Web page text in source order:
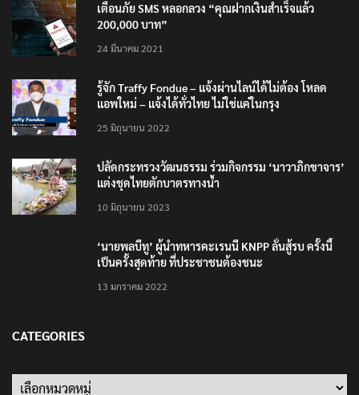
เตือนภัย SMS หลอกลวง “คุณฝากเงินสำเร็จแล้ว
200,000 บาท”
24 มีนาคม 2021
รู้จัก Traffy Fondue – แจ้งผ่านไลน์ได้ไม่ต้อง โหลด
แอพใหม่ – แจ้งได้ทั่วไทย ไม่ใช่แค่ในกรุง
25 มิถุนายน 2022
ปลัดกระทรวงวัฒนธรรม ร่วมกิจกรรม ‘นาวาภิกขาจาร’
แต่งชุดไทยตักบาตรทางน้ำ
10 มิถุนายน 2023
‘นายพลบีทู’ ผู้นำทหารคะเรนนี KNPP ลั่นสู้รบ ครั้งนี้
เป็นครั้งสุดท้าย ที่ประชาชนต้องชนะ
13 มกราคม 2022
CATEGORIES
Categories